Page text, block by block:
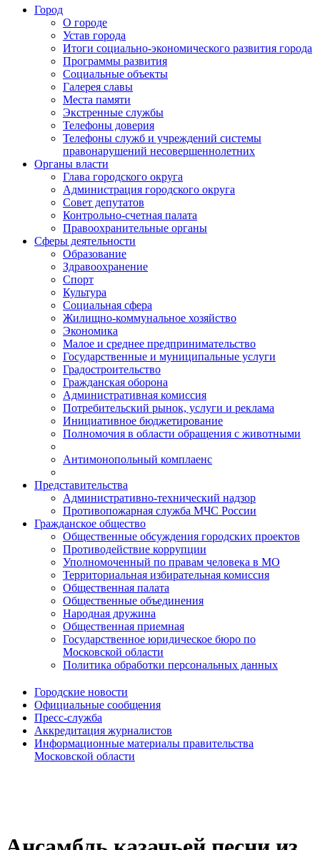
Город
О городе
Устав города
Итоги социально-экономического развития города
Программы развития
Социальные объекты
Галерея славы
Места памяти
Экстренные службы
Телефоны доверия
Телефоны служб и учреждений системы
правонарушений несовершеннолетних
Органы власти
Глава городского округа
Администрация городcкого округа
Совет депутатов
Контрольно-счетная палата
Правоохранительные органы
Сферы деятельности
Образование
Здравоохранение
Спорт
Культура
Социальная сфера
Жилищно-коммунальное хозяйство
Экономика
Малое и среднее предпринимательство
Государственные и муниципальные услуги
Градостроительство
Гражданская оборона
Административная комиссия
Потребительский рынок, услуги и реклама
Инициативное бюджетирование
Полномочия в области обращения с животными
Антимонопольный комплаенс
Представительства
Административно-технический надзор
Противопожарная служба МЧС России
Гражданское общество
Общественные обсуждения городских проектов
Противодействие коррупции
Уполномоченный по правам человека в МО
Территориальная избирательная комиссия
Общественная палата
Общественные объединения
Народная дружина
Общественная приемная
Государственное юридическое бюро по
Московской области
Политика обработки персональных данных
Городские новости
Официальные сообщения
Пресс-служба
Аккредитация журналистов
Информационные материалы правительства
Московской области